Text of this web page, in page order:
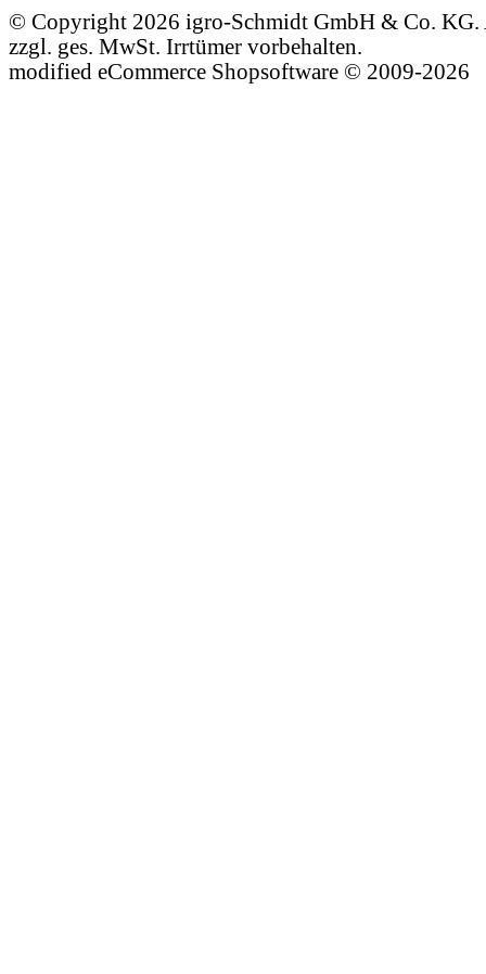
© Copyright 2026 igro-Schmidt GmbH & Co. KG.
zzgl. ges. MwSt. Irrtümer vorbehalten.
modified eCommerce Shopsoftware © 2009-2026